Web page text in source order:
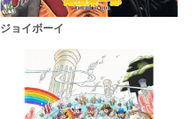
ジョイボーイ